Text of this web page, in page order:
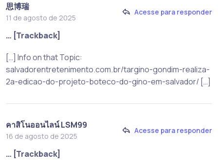
思博瑞
11 de agosto de 2025
Acesse para responder
… [Trackback]
[…] Info on that Topic:
salvadorentretenimento.com.br/targino-gondim-realiza-
2a-edicao-do-projeto-boteco-do-gino-em-salvador/ […]
คาสิโนออนไลน์ LSM99
16 de agosto de 2025
Acesse para responder
… [Trackback]